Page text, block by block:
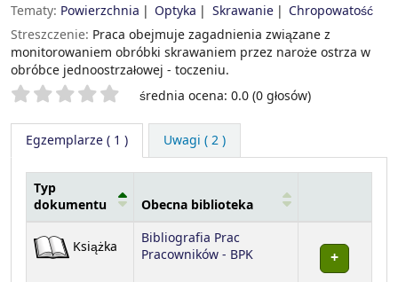
Tematy: Powierzchnia Optyka Skrawanie
Chropowatość
Streszczenie: Praca obejmuje zagadnienia związane z
monitorowaniem obróbki skrawaniem przez naroże ostrza w
obróbce jednoostrzałowej - toczeniu.
Twoje oceny średnia ocena: 0.0 (0 głosów)
Egzemplarze( 1 ) Uwagi ( 2 )
Egzemplarze
Typ
dokumentu
Obecna biblioteka
Książka
Bibliografia Prac
Pracowników - BPK